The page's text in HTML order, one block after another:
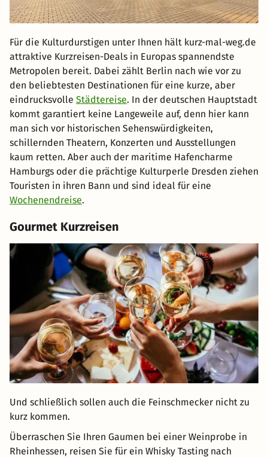
Für die Kulturdurstigen unter Ihnen hält kurz-mal-weg.de
attraktive Kurzreisen-Deals in Europas spannendste
Metropolen bereit. Dabei zählt Berlin nach wie vor zu
den beliebtesten Destinationen für eine kurze, aber
eindrucksvolle Städtereise. In der deutschen Hauptstadt
kommt garantiert keine Langeweile auf, denn hier kann
man sich vor historischen Sehenswürdigkeiten,
schillernden Theatern, Konzerten und Ausstellungen
kaum retten. Aber auch der maritime Hafencharme
Hamburgs oder die prächtige Kulturperle Dresden ziehen
Touristen in ihren Bann und sind ideal für eine
Wochenendreise.
Gourmet Kurzreisen
Und schließlich sollen auch die Feinschmecker nicht zu
kurz kommen.
Überraschen Sie Ihren Gaumen bei einer Weinprobe in
Rheinhessen, reisen Sie für ein Whisky Tasting nach